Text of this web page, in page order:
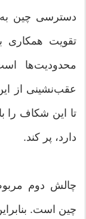
دسترسی چین به
تقویت همکاری
محدودیت‌ها
عقب‌نشینی از
تا این شکاف را
دارد، پر کند.
چالش دوم
چین است.